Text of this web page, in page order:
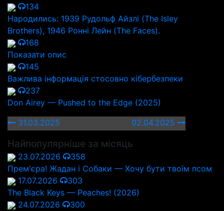
134
Народились: 1939 Рудольф Айзлі (The Isley
Brothers), 1946 Ронні Лейн (The Faces).
168
Показати опис
145
Важлива інформація стосовно кібербезпеки
237
Don Airey — Pushed to the Edge (2025)
31.03.2025
02.04.2025
Найпопулярніше за місяць
23.07.2026
358
Прем'єра! Жадан і Собаки — Хочу бути твоїм псом
17.07.2026
303
The Black Keys — Peaches! (2026)
24.07.2026
300